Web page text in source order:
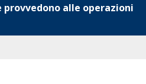
provvedono alle operazioni